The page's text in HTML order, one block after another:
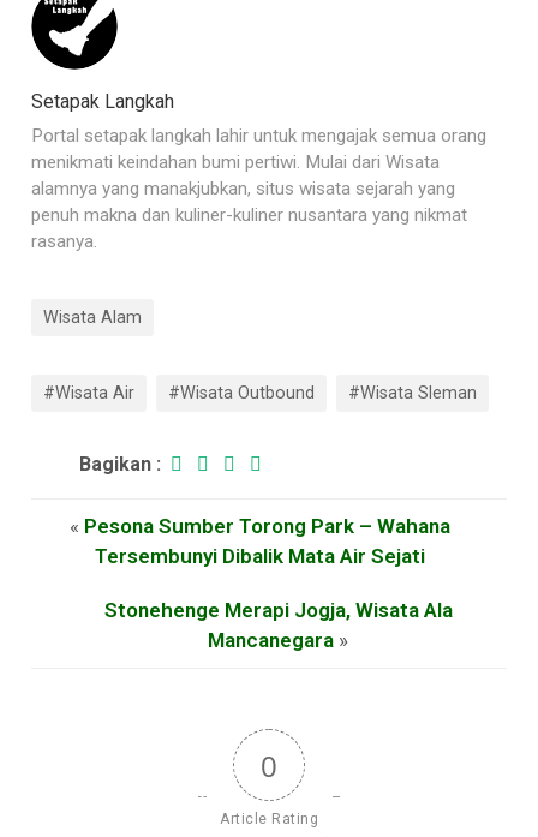
Setapak Langkah
Portal setapak langkah lahir untuk mengajak semua orang
menikmati keindahan bumi pertiwi. Mulai dari Wisata
alamnya yang manakjubkan, situs wisata sejarah yang
penuh makna dan kuliner-kuliner nusantara yang nikmat
rasanya.
Wisata Alam
#Wisata Air #Wisata Outbound #Wisata Sleman
Bagikan :
« Pesona Sumber Torong Park – Wahana
Tersembunyi Dibalik Mata Air Sejati
Stonehenge Merapi Jogja, Wisata Ala
Mancanegara »
0
Article Rating